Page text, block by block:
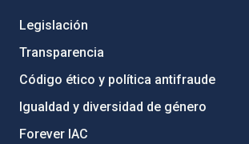
Legislación
Transparencia
Código ético y política antifraude
Igualdad y diversidad de género
Forever IAC